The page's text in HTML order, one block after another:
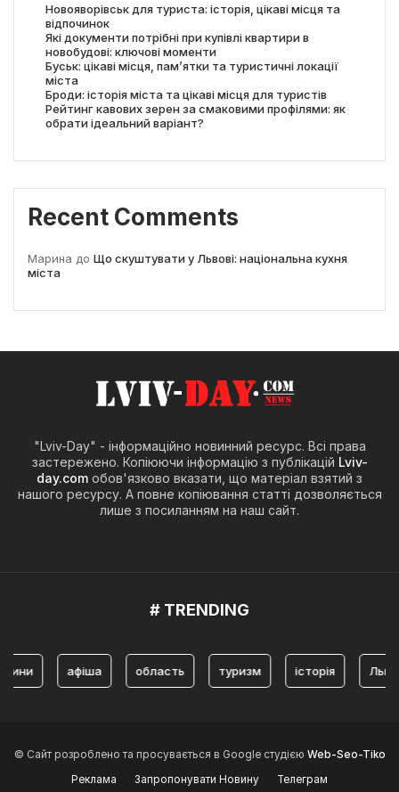
Новояворівськ для туриста: історія, цікаві місця та
відпочинок
Які документи потрібні при купівлі квартири в
новобудові: ключові моменти
Буськ: цікаві місця, пам’ятки та туристичні локації
міста
Броди: історія міста та цікаві місця для туристів
Рейтинг кавових зерен за смаковими профілями: як
обрати ідеальний варіант?
Recent Comments
Марина до Що скуштувати у Львові: національна кухня
міста
"Lviv-Day" - інформаційно новинний ресурс. Всі права
застережено. Копіюючи інформацію з публікацій Lviv-
day.com обов'язково вказати, що матеріал взятий з
нашого ресурсу. А повне копіювання статті дозволяється
лише з посиланням на наш сайт.
# TRENDING
афіша область туризм історія Львів
© Сайт розроблено та просувається в Google студією Web-Seo-Tiko
Реклама
Запропонувати Новину Телеграм